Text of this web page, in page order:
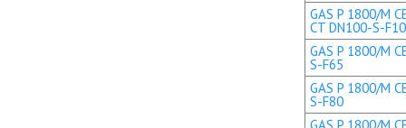
GAS P 1800/M
CT DN100-S-
GAS P 1800/M
S-F65
GAS P 1800/M
S-F80